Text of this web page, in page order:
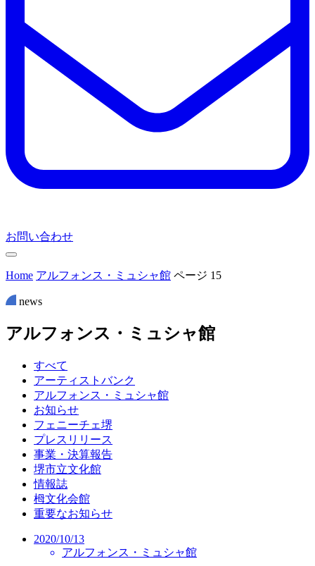
お問い合わせ
Home アルフォンス・ミュシャ館 ページ 15
news
アルフ ォ ンス ・ ミ ュシャ館
すべて
アーティストバンク
アルフォンス・ミュシャ館
お知らせ
フェニーチェ堺
プレスリリース
事業・決算報告
堺市立文化館
情報誌
栂文化会館
重要なお知らせ
2020/10/13
アルフォンス・ミュシャ館